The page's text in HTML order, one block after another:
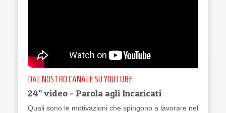
DAL NOSTRO CANALE SU YOUTUBE
24° video - Parola agli Incaricati
Quali sono le motivazioni che spingono a lavorare nel